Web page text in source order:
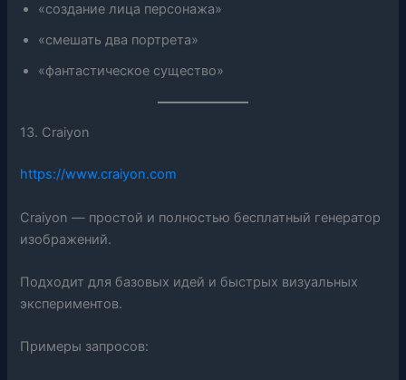
«создание лица персонажа»
«смешать два портрета»
«фантастическое существо»
13. Craiyon
https://www.craiyon.com
Craiyon — простой и полностью бесплатный генератор
изображений.
Подходит для базовых идей и быстрых визуальных
экспериментов.
Примеры запросов: